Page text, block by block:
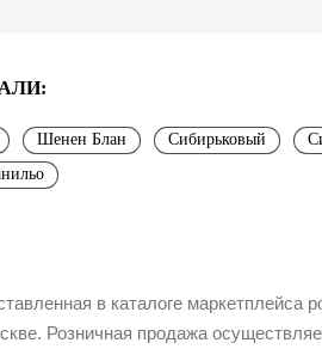
Шенен Блан Сибирьковый
в каталоге маркетплейса
Розничная продажа